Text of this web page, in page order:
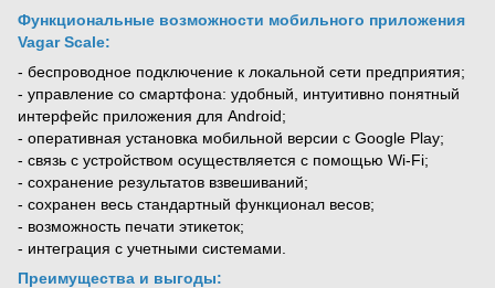
Функциональные возможности мобильного приложения
Vagar Scale:
- беспроводное подключение к локальной сети предприятия;
- управление со смартфона: удобный, интуитивно понятный
интерфейс приложения для Android;
- оперативная установка мобильной версии с Google Play;
- связь с устройством осуществляется с помощью Wi-Fi;
- сохранение результатов взвешиваний;
- сохранен весь стандартный функционал весов;
- возможность печати этикеток;
- интеграция с учетными системами.
Преимущества и выгоды: